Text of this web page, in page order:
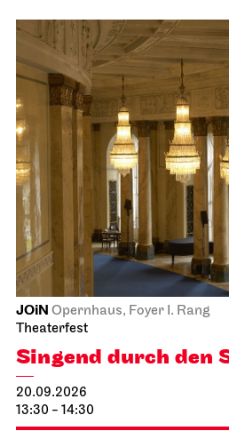
JOiN Opernhaus, Foyer I. Rang
Theaterfest
Singend durch den
20.09.2026
13:30 - 14:30